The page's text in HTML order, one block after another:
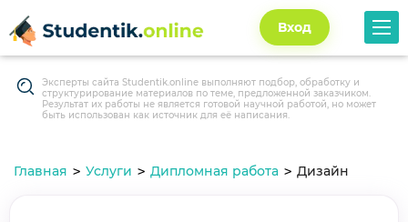
Вход
Эксперты сайта Studentik.online выполняют подбор, обработку и
структурирование материалов по теме, предложенной заказчиком.
Результат их работы не является готовой научной работой, но может
быть использован как источник для её написания.
Главная Услуги Дипломная работа Дизайн